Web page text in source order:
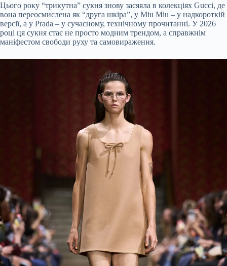
Цього року “трикутна” сукня знову засяяла в колекціях Gucci, де
вона переосмислена як “друга шкіра”, у Miu Miu – у надкороткій
версії, а у Prada – у сучасному, технічному прочитанні. У 2026
році ця сукня стає не просто модним трендом, а справжнім
маніфестом свободи руху та самовираження.